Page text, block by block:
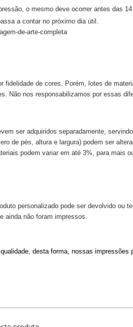
o mesmo deve ocorrer antes das
a contar no próximo dia útil.
de-arte-completa
fidelidade de cores. Porém, lotes de
Não nos responsabilizamos por essas
ser adquiridos separadamente,
de pés, altura e largura) podem ser
podem variar em até 3%, para mais
personalizado pode ser devolvido ou
ainda não foram impressos.
desta forma, nossas impressões